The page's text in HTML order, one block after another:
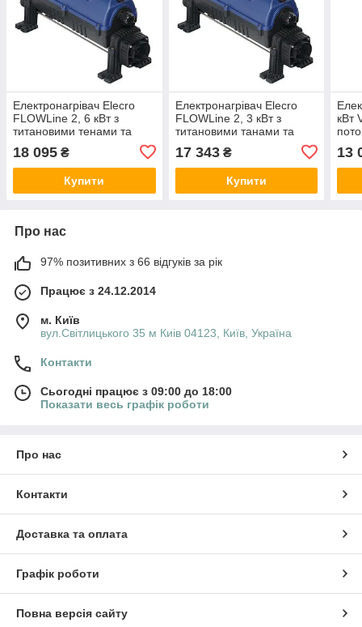
Електронагрівач Elecro
FLOWLine 2, 6 кВт з
титановими тенами та
сталі 380V
18 095 ₴
Купити
Електронагрівач Elecro
FLOWLine 2, 3 кВт з
титановими танами та
сталі
17 343₴
Купити
кВт
13
Про нас
97% позитивних з 66 відгуків за рік
Працює з 24.12.2014
м. Київ
вул.Світлицького 35 м Киів 04123, Київ, Україна
Контакти
Сьогодні працює з 09:00 до 18:00
Показати весь графік роботи
Про нас
Контакти
Доставка та оплата
Графік роботи
Повна версія сайту